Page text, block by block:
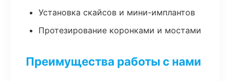
Установка скайсов и мини-имплантов
Протезирование коронками и мостами
Преимущества работы с нами